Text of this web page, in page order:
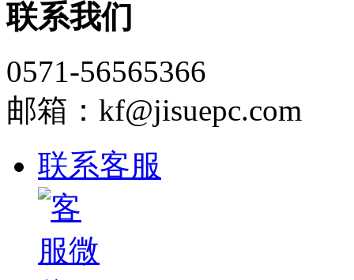
联系我们
0571-56565366
邮箱：kf@jisuepc.com
联系客服